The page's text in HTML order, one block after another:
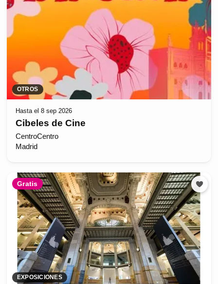
OTROS
Hasta el 8 sep 2026
Cibeles de Cine
CentroCentro
Madrid
Gratis
EXPOSICIONES